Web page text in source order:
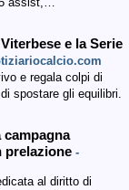
e la Serie
e regala colpi di
spostare gli equilibri.
campagna
prelazione -
al diritto di